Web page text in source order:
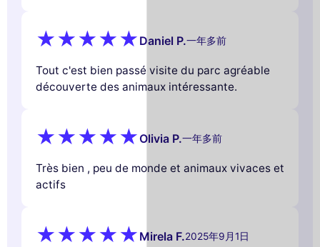
Daniel P.一年多前
Tout c'est bien passé visite du parc agréable
découverte des animaux intéressante.
Olivia P.一年多前
Très bien , peu de monde et animaux vivaces et
actifs
Mirela F.2025年9月1日